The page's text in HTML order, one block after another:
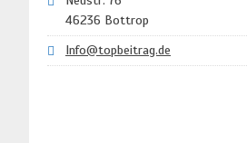
46236 Bottrop
Info@topbeitrag.de